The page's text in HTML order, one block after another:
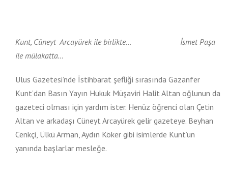
Kunt, Cüneyt Arcayürek ile birlikte… İsmet Paşa
ile mülakatta…
Ulus Gazetesi’nde İstihbarat şefliği sırasında Gazanfer
Kunt’dan Basın Yayın Hukuk Müşaviri Halit Altan oğlunun da
gazeteci olması için yardım ister. Henüz öğrenci olan Çetin
Altan ve arkadaşı Cüneyt Arcayürek gelir gazeteye. Beyhan
Cenkçi, Ülkü Arman, Aydın Köker gibi isimlerde Kunt’un
yanında başlarlar mesleğe.